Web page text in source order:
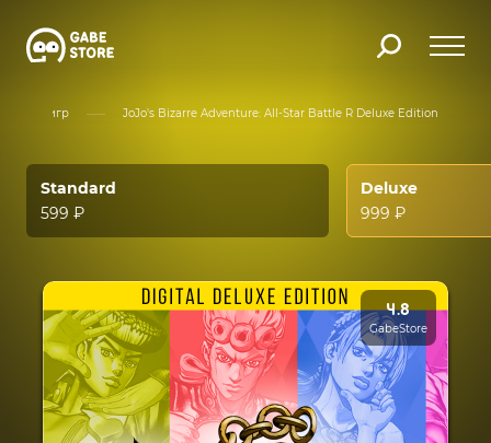
Каталог игр JoJo's Bizarre Adventure: All-Star Battle R Deluxe Edition
Standard
599 ₽
Deluxe
999 ₽
4.8
GabeStore